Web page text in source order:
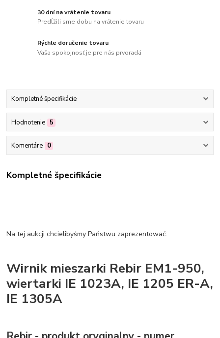
30 dní na vrátenie tovaru
Predĺžili sme dobu na vrátenie tovaru
Rýchle doručenie tovaru
Vaša spokojnosť je pre nás prvoradá
Kompletné špecifikácie
Hodnotenie 5
Komentáre 0
Kompletné špecifikácie
Na tej aukcji chcielibyśmy Państwu zaprezentować:
Wirnik mieszarki Rebir EM1-950,
wiertarki IE 1023A, IE 1205 ER-A,
IE 1305A